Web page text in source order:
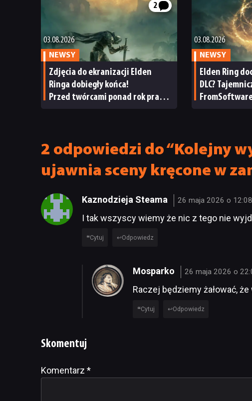
2
03.08.2026
NEWSY
Zdjęcia do ekranizacji Elden
Ringa dobiegły końca!
Przed twórcami ponad rok pracy
03.08.2026
NEWSY
Elden Ring
DLC?
2 odpowiedzi do “Kolejny
ujawnia sceny kręcone w
Kaznodzieja Steama 26 maja 2026 o 12:08
I tak wszyscy wiemy że nic z tego nie
Cytuj Odpowiedz
Mosparko 26 maja 2026 o
Raczej będziemy żałować,
Cytuj Odpowiedz
Skomentuj
Komentarz *
Alternative: